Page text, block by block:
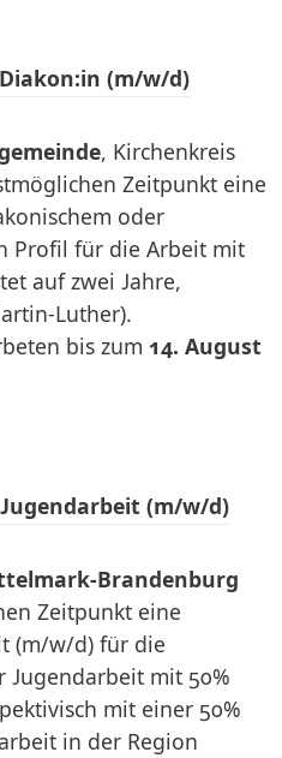
(m/w/d)
, Kirchenkreis
Zeitpunkt eine
oder
Profil für die Arbeit mit
auf zwei Jahre,
Luther).
bis zum 14. August
(m/w/d)
Brandenburg
Zeitpunkt eine
(m/w/d) für die
mit 50%
mit einer 50%
in der Region